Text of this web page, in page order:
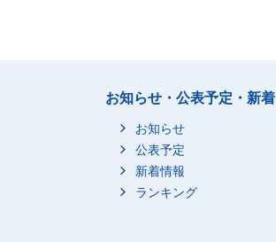
お知らせ・公表予定・新着
お知らせ
公表予定
新着情報
ランキング